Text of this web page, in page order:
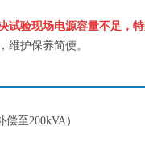
试验现场电源容量不足，
维护保养简便。
至200kVA）